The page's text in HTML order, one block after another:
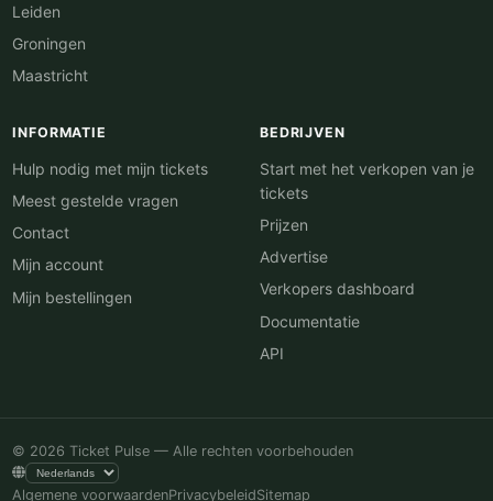
Leiden
Groningen
Maastricht
INFORMATIE
Hulp nodig met mijn tickets
Meest gestelde vragen
Contact
Mijn account
Mijn bestellingen
BEDRIJVEN
Start met het verkopen van je
tickets
Prijzen
Advertise
Verkopers dashboard
Documentatie
API
© 2026 Ticket Pulse — Alle rechten voorbehouden
Algemene voorwaardenPrivacybeleidSitemap